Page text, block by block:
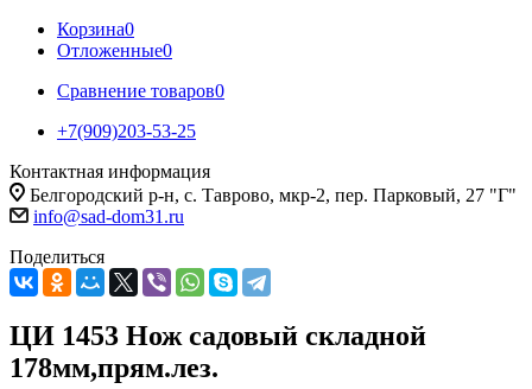
Корзина0
Отложенные0
Сравнение товаров0
+7(909)203-53-25
Контактная информация
Белгородский р-н, с. Таврово, мкр-2, пер. Парковый, 27 "Г"
info@sad-dom31.ru
Поделиться
ЦИ 1453 Нож садовый складной
178мм,прям.лез.